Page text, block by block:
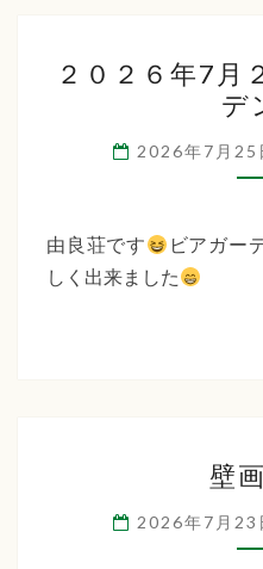
２０２６年7
デ
2026年7月25
由良荘です
ビアガー
しく出来ました
壁
2026年7月23